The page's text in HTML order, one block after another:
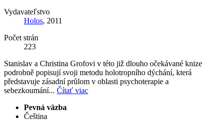
Vydavateľstvo
Holos, 2011
Počet strán
223
Stanislav a Christina Grofovi v této již dlouho očekávané knize
podrobně popisují svoji metodu holotropního dýchání, která
představuje zásadní průlom v oblasti psychoterapie a
sebezkoumání... Čítať viac
Pevná väzba
Čeština